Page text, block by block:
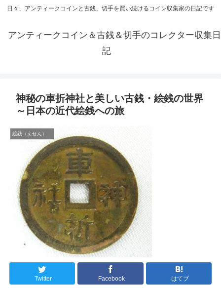
日々、アンティークコインと古銭、切手を買い続けるコイン収集家の日記です
アンティークコイン＆古銭＆切手のコレクター収集日
記
神秘の車折神社と美しい古銭・絵銭の世界
～日本の近代絵銭への旅
絵銭（えせん）
Twitter Facebook はてブ